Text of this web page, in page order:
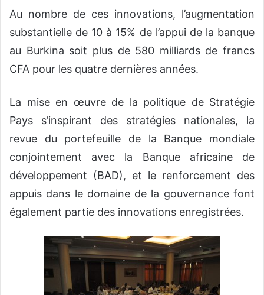
Au nombre de ces innovations, l’augmentation
substantielle de 10 à 15% de l’appui de la banque
au Burkina soit plus de 580 milliards de francs
CFA pour les quatre dernières années.
La mise en œuvre de la politique de Stratégie
Pays s’inspirant des stratégies nationales, la
revue du portefeuille de la Banque mondiale
conjointement avec la Banque africaine de
développement (BAD), et le renforcement des
appuis dans le domaine de la gouvernance font
également partie des innovations enregistrées.